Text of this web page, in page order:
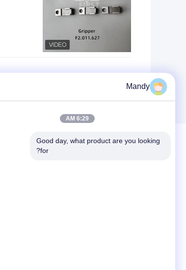
Mandy
6:29 AM
Good day, what product are you looking
for?